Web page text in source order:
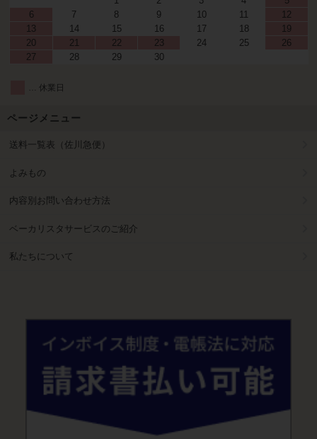
6
7 8 9 10 11
12
13
14 15 16 17 18
19
20
21 22 23 24 25
26
27
28 29 30
… 休業日
ページメニュー
送料一覧表（佐川急便）
よみもの
内容別お問い合わせ方法
ベーカリスタサービスのご紹介
私たちについて